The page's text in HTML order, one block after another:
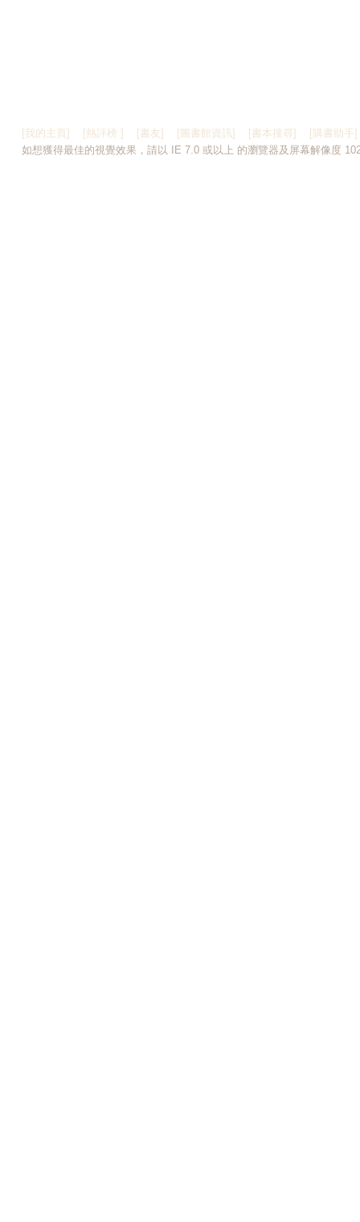
[我的主頁] [熱評榜 ] [書友] [圖書館資訊] [書本搜尋]
[購書助手]
如想獲得最佳的視覺效果，請以 IE 7.0 或以上 的瀏覽器及屏幕解像度